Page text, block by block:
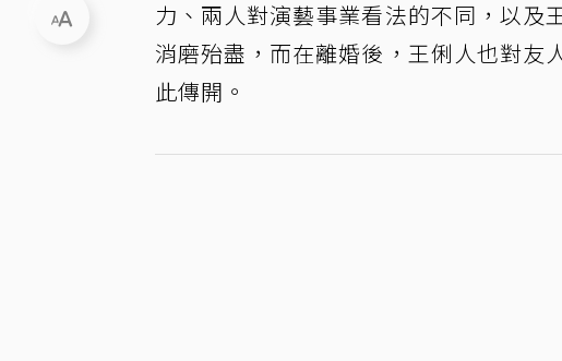
力、兩人對演藝事業看法的不同，以及
消磨殆盡，而在離婚後，王俐人也對友
此傳開。